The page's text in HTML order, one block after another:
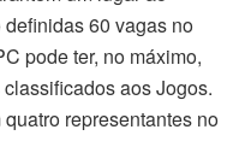
60 vagas no
pode ter, no máximo,
aos Jogos.
representantes no